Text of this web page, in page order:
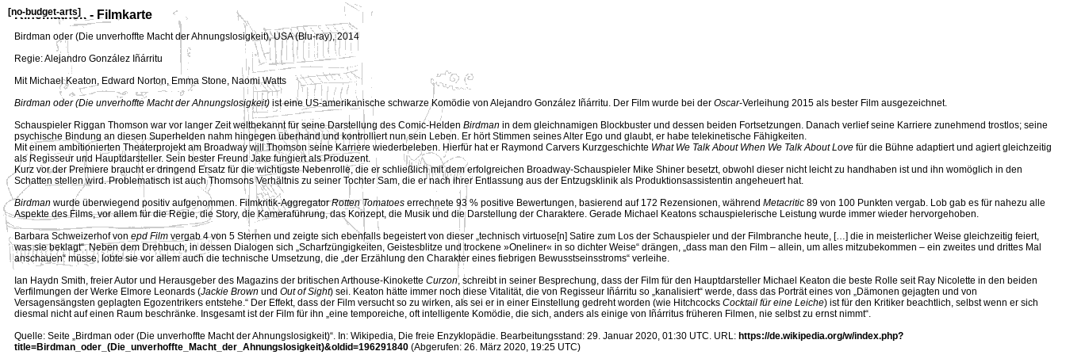
[no-budget-arts]
Kinemathek - Filmkarte
Birdman oder (Die unverhoffte Macht der Ahnungslosigkeit),USA (Blu-ray),2014
Regie: Alejandro González Iñárritu
Mit Michael Keaton, Edward Norton, Emma Stone, Naomi Watts
Birdman oder (Die unverhoffte Macht der Ahnungslosigkeit) ist eine US-amerikanische schwarze Komödie von Alejandro González Iñárritu. Der Film wurde bei der Oscar-Verleihung 2015 als bester Film ausgezeichnet.
Schauspieler Riggan Thomson war vor langer Zeit weltbekannt für seine Darstellung des Comic-Helden Birdman in dem gleichnamigen Blockbuster und dessen beiden Fortsetzungen. Danach verlief seine Karriere zunehmend trostlos; seine
psychische Bindung an diesen Superhelden nahm hingegen überhand und kontrolliert nun sein Leben. Er hört Stimmen seines Alter Ego und glaubt, er habe telekinetische Fähigkeiten.
Mit einem ambitionierten Theaterprojekt am Broadway will Thomson seine Karriere wiederbeleben. Hierfür hat er Raymond Carvers Kurzgeschichte What We Talk About When We Talk About Love für die Bühne adaptiert und agiert gleichzeitig
als Regisseur und Hauptdarsteller. Sein bester Freund Jake fungiert als Produzent.
Kurz vor der Premiere braucht er dringend Ersatz für die wichtigste Nebenrolle, die er schließlich mit dem erfolgreichen Broadway-Schauspieler Mike Shiner besetzt, obwohl dieser nicht leicht zu handhaben ist und ihn womöglich in den
Schatten stellen wird. Problematisch ist auch Thomsons Verhältnis zu seiner Tochter Sam, die er nach ihrer Entlassung aus der Entzugsklinik als Produktionsassistentin angeheuert hat.
Birdman wurde überwiegend positiv aufgenommen. Filmkritik-AggregatorRotten Tomatoes errechnete 93 % positive Bewertungen, basierend auf 172 Rezensionen, während Metacritic 89 von 100 Punkten vergab. Lob gab es für nahezu alle
Aspekte des Films, vor allem für die Regie, die Story, die Kameraführung, das Konzept, die Musik und die Darstellung der Charaktere. Gerade Michael Keatons schauspielerische Leistung wurde immer wieder hervorgehoben.
Barbara Schweizerhof von epd Film vergab 4 von 5 Sternen und zeigte sich ebenfalls begeistert von dieser „technisch virtuose[n] Satire zum Los der Schauspieler und der Filmbranche heute, […] die in meisterlicher Weise gleichzeitig feiert,
was sie beklagt“. Neben dem Drehbuch, in dessen Dialogen sich „Scharfzüngigkeiten, Geistesblitze und trockene »Oneliner« in so dichter Weise“ drängen, „dass man den Film – allein, um alles mitzubekommen – ein zweites und drittes Mal
anschauen“ müsse, lobte sie vor allem auch die technische Umsetzung, die „der Erzählung den Charakter eines fiebrigen Bewusstseinsstroms“ verleihe.
Ian Haydn Smith, freier Autor und Herausgeber des Magazins der britischen Arthouse-Kinokette Curzon, schreibt in seiner Besprechung, dass der Film für den Hauptdarsteller Michael Keaton die beste Rolle seit Ray Nicolette in den beiden
Verfilmungen der Werke Elmore Leonards (Jackie Brown und Out of Sight) sei. Keaton hätte immer noch diese Vitalität, die von Regisseur Iñárritu so „kanalisiert“ werde, dass das Porträt eines von „Dämonen gejagten und von
Versagensängsten geplagten Egozentrikers entstehe.“ Der Effekt, dass der Film versucht so zu wirken, als sei er in einer Einstellung gedreht worden (wie Hitchcocks Cocktail für eine Leiche) ist für den Kritiker beachtlich, selbst wenn er sich
diesmal nicht auf einen Raum beschränke. Insgesamt ist der Film für ihn „eine temporeiche, oft intelligente Komödie, die sich, anders als einige von Iñárritus früheren Filmen, nie selbst zu ernst nimmt“.
Quelle: Seite „Birdman oder (Die unverhoffte Macht der Ahnungslosigkeit)“. In: Wikipedia, Die freie Enzyklopädie. Bearbeitungsstand: 29. Januar 2020, 01:30 UTC. URL: https://de.wikipedia.org/w/index.php?
title=Birdman_oder_(Die_unverhoffte_Macht_der_Ahnungslosigkeit)&oldid=196291840 (Abgerufen: 26. März 2020, 19:25 UTC)